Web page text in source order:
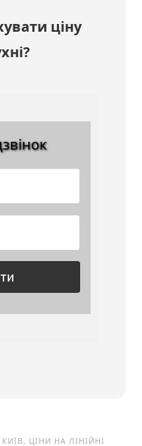
ціну
ЦІНИ НА ЛІНІЙНІ